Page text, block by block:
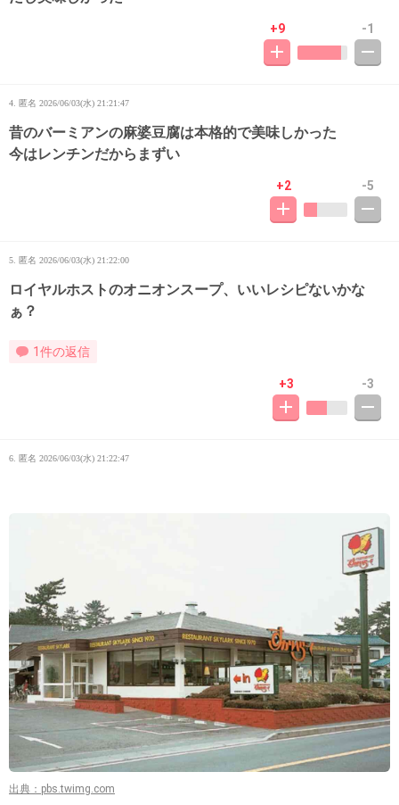
+9 -1
4. 匿名 2026/06/03(水) 21:21:47
昔のバーミアンの麻婆豆腐は本格的で美味しかった
今はレンチンだからまずい
+2 -5
5. 匿名 2026/06/03(水) 21:22:00
ロイヤルホストのオニオンスープ、いいレシピないかな
ぁ？
1件の返信
+3 -3
6. 匿名 2026/06/03(水) 21:22:47
出典：pbs.twimg.com